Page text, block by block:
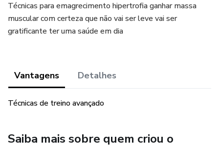
Técnicas para emagrecimento hipertrofia ganhar massa
muscular com certeza que não vai ser leve vai ser
gratificante ter uma saúde em dia
Vantagens Detalhes
Técnicas de treino avançado
Saiba mais sobre quem criou o